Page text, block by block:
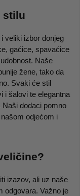
stilu
veliki izbor donjeg
gaćice, spavaćice
Naše
žene, tako da
Svaki će stil
i šalovi te elegantna
dodaci pomno
odjećom i
izazov, ali uz naše
odgovara. Važno je